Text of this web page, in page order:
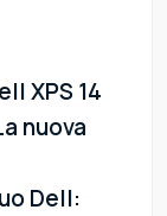
XPS 14
nuova
Dell: